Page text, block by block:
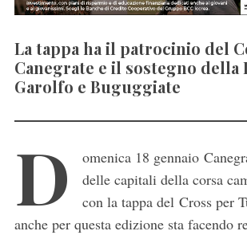
La tappa ha il patrocinio del
Canegrate e il sostegno della
Garolfo e Buguggiate
D
omenica 18 gennaio
delle capitali della corsa
con la tappa del Cross per
anche per questa edizione sta facendo